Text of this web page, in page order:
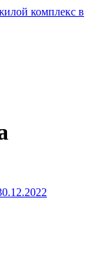
комплекс в